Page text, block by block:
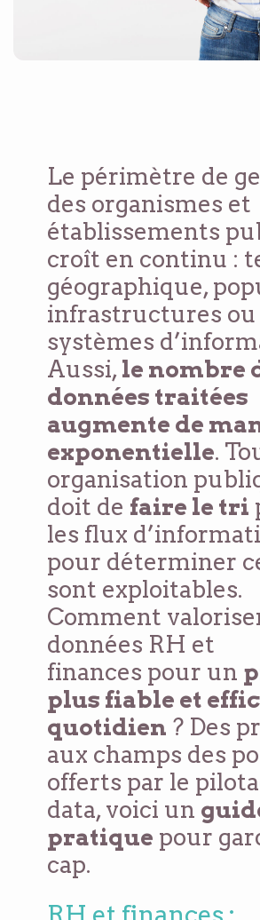
Le périmètre de
des organismes et
établissements
croît en continu :
géographique,
infrastructures ou
systèmes
Aussi,le nombre
données traitées
augmente de
exponentielle.
organisation
doit de faire le tri
les flux
pour déterminer
sont exploitables.
Comment
données RH et
finances pour un
plus fiable et
quotidien ? Des
aux champs des
offerts par le
data, voici un
pratique pour
cap.